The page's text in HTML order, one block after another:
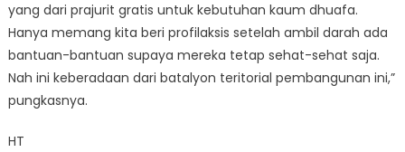
yang dari prajurit gratis untuk kebutuhan kaum dhuafa.
Hanya memang kita beri profilaksis setelah ambil darah ada
bantuan-bantuan supaya mereka tetap sehat-sehat saja.
Nah ini keberadaan dari batalyon teritorial pembangunan ini,”
pungkasnya.
HT